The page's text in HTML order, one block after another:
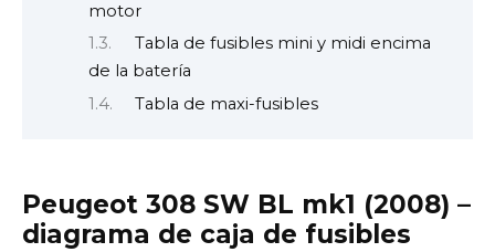
motor
Tabla de fusibles mini y midi encima
de la batería
Tabla de maxi-fusibles
Peugeot 308 SW BL mk1 (2008) –
diagrama de caja de fusibles